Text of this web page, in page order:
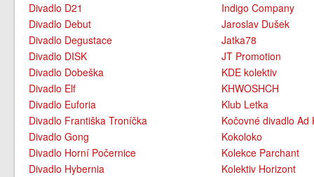
Divadlo D21
Divadlo Debut
Divadlo Degustace
Divadlo DISK
Divadlo Dobeška
Divadlo Elf
Divadlo Euforia
Divadlo Františka Troníčka
Divadlo Gong
Divadlo Horní Počernice
Divadlo Hybernia
Indigo Company
Jaroslav Dušek
Jatka78
JT Promotion
KDE kolektiv
KHWOSHCH
Klub Letka
Kočovné divadlo Ad
Kokoloko
Kolekce Parchant
Kolektiv Horizont